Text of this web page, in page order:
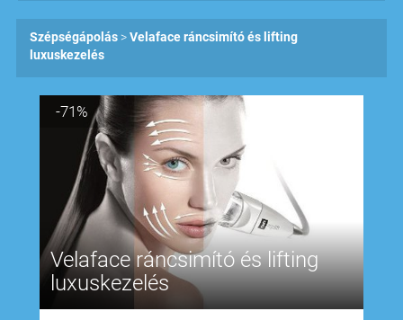
Szépségápolás
Velaface ráncsimító és lifting
luxuskezelés
-71%
Velaface ráncsimító és lifting
luxuskezelés